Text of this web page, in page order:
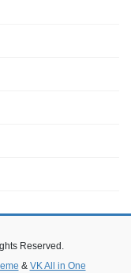
Reserved.
& VK All in One